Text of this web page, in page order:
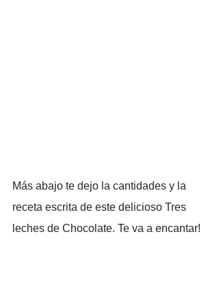
Más abajo te dejo la cantidades y la
receta escrita de este delicioso Tres
leches de Chocolate. Te va a encantar!